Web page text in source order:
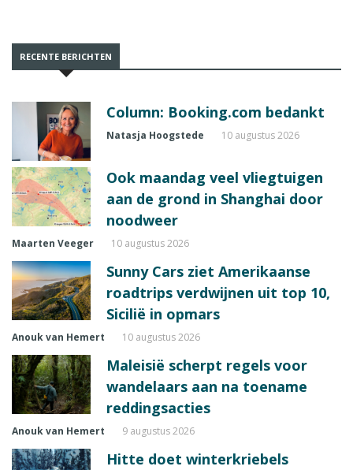
RECENTE BERICHTEN
Column: Booking.com bedankt
Natasja Hoogstede 10 augustus 2026
Ook maandag veel vliegtuigen
aan de grond in Shanghai door
noodweer
Maarten Veeger 10 augustus 2026
Sunny Cars ziet Amerikaanse
roadtrips verdwijnen uit top 10,
Sicilië in opmars
Anouk van Hemert 10 augustus 2026
Maleisië scherpt regels voor
wandelaars aan na toename
reddingsacties
Anouk van Hemert 9 augustus 2026
Hitte doet winterkriebels